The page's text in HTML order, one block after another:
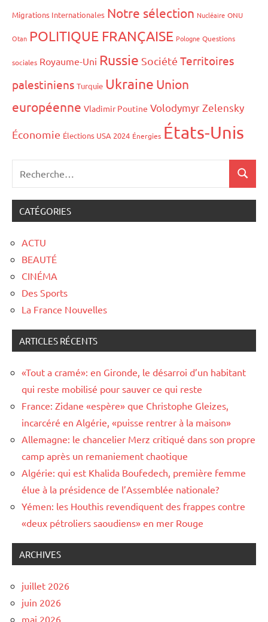
Migrations Internationales Notre sélection Nucléaire ONU
Otan POLITIQUE FRANÇAISE Pologne Questions
sociales Royaume-Uni Russie Société Territoires
palestiniens Turquie Ukraine Union
européenne Vladimir Poutine Volodymyr Zelensky
Économie Élections USA 2024 Énergies États-Unis
CATÉGORIES
ACTU
BEAUTÉ
CINÉMA
Des Sports
La France Nouvelles
ARTICLES RÉCENTS
«Tout a cramé»: en Gironde, le désarroi d’un habitant
qui reste mobilisé pour sauver ce qui reste
France: Zidane «espère» que Christophe Gleizes,
incarcéré en Algérie, «puisse rentrer à la maison»
Allemagne: le chancelier Merz critiqué dans son propre
camp après un remaniement chaotique
Algérie: qui est Khalida Boufedech, première femme
élue à la présidence de l’Assemblée nationale?
Yémen: les Houthis revendiquent des frappes contre
«deux pétroliers saoudiens» en mer Rouge
ARCHIVES
juillet 2026
juin 2026
mai 2026